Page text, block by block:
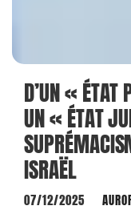
D’UN « ÉTAT
UN « ÉTAT
ISRAËL
07/12/2025